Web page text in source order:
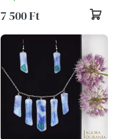
7 500 Ft